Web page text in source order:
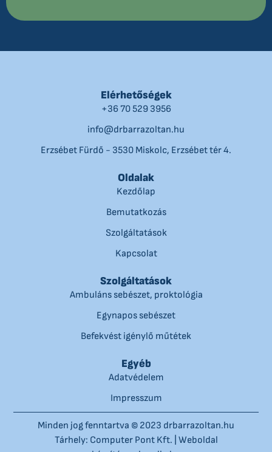
Elérhetőségek
+36 70 529 3956
info@drbarrazoltan.hu
Erzsébet Fürdő - 3530 Miskolc, Erzsébet tér 4.
Oldalak
Kezdőlap
Bemutatkozás
Szolgáltatások
Kapcsolat
Szolgáltatások
Ambuláns sebészet, proktológia
Egynapos sebészet
Befekvést igénylő műtétek
Egyéb
Adatvédelem
Impresszum
Minden jog fenntartva © 2023 drbarrazoltan.hu
Tárhely: Computer Pont Kft. Weboldal